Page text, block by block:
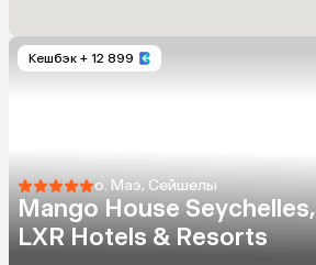
Кешбэк + 12 899
о. Маэ, Сейшелы
Mango House Seychelles,
LXR Hotels & Resorts